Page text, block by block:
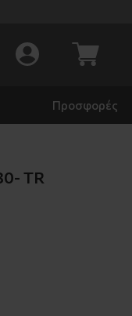
Προσφορές
TR